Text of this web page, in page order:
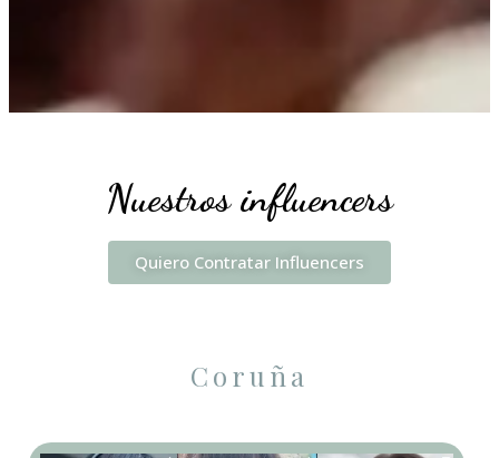
Nuestros influencers
Quiero Contratar Influencers
Coruña